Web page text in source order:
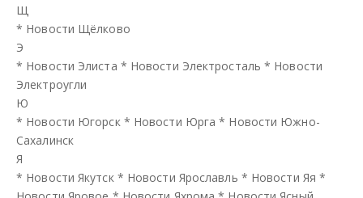
Щ
* Новости Щёлково
Э
* Новости Элиста * Новости Электросталь * Новости
Электроугли
Ю
* Новости Югорск * Новости Юрга * Новости Южно-
Сахалинск
Я
* Новости Якутск * Новости Ярославль * Новости Яя *